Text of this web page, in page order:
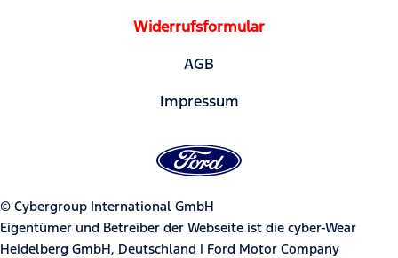
Widerrufsformular
AGB
Impressum
© Cybergroup International GmbH
Eigentümer und Betreiber der Webseite ist die cyber-Wear
Heidelberg GmbH, Deutschland | Ford Motor Company